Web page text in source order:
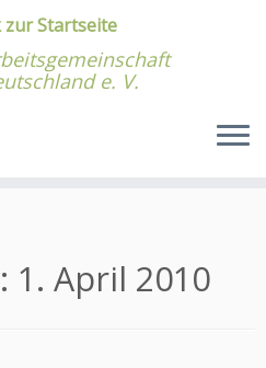
e. V.
1. April 2010